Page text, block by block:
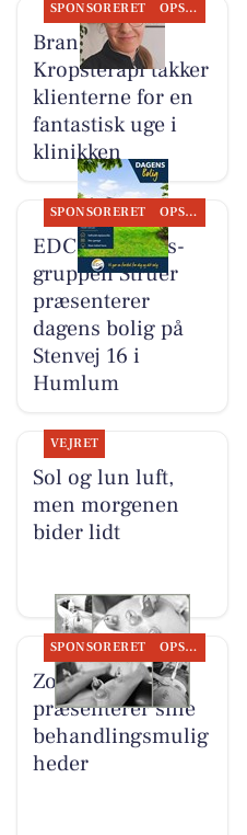
SPONSORERET OPSLAGSTAVLEN
Brandsborgs
Kropsterapi takker
klienterne for en
fantastisk uge i
klinikken
SPONSORERET OPSLAGSTAVLEN
EDC Ejen­doms­
grup­pen Struer
præsenterer
dagens bolig på
Stenvej 16 i
Humlum
VEJRET
Sol og lun luft,
men morgenen
bider lidt
SPONSORERET OPSLAGSTAVLEN
Zones By Gitte
præsenterer sine
behandlingsmulig
heder